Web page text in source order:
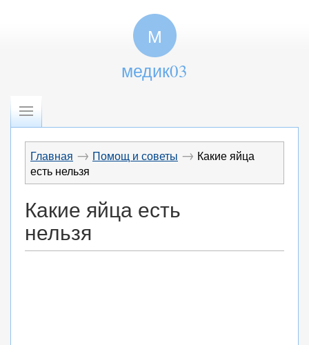
М
медик03
Главная → Помощ и советы → Какие яйца
есть нельзя
Какие яйца есть
нельзя